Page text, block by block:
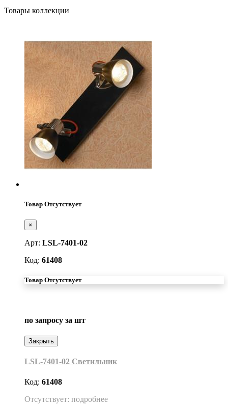
Товары коллекции
Товар Отсутствует
×
Арт: LSL-7401-02
Код: 61408
Товар Отсутствует
по запросу за шт
Закрыть
LSL-7401-02 Светильник
Код: 61408
Отсутствует: подробнее